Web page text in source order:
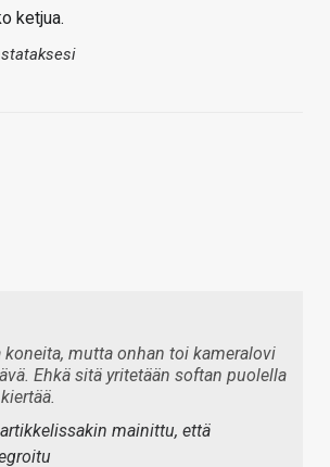
ketjua.
koneita, mutta onhan toi kameralovi
Ehkä sitä yritetään softan puolella
mainittu, että